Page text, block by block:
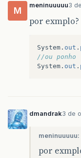
M
meninuuuuu3
por exmplo?
System . out .
//ou ponho
System . out .
dmandrak3 de
meninuuuuu:
por